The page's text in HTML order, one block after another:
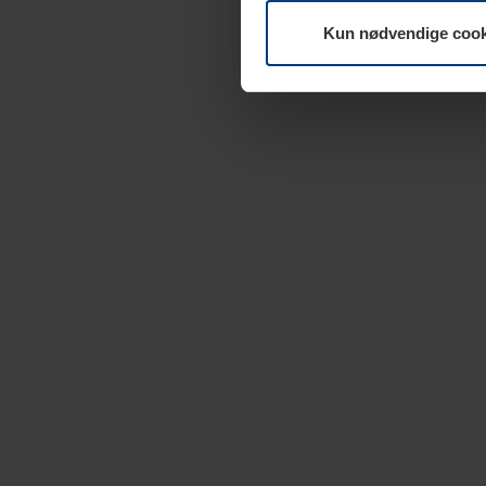
Kun nødvendige